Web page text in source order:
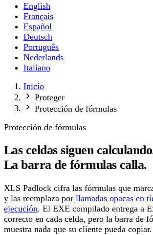
English
Français
Español
Deutsch
Português
Nederlands
Italiano
Inicio
Proteger
Protección de fórmulas
Protección de fórmulas
Las celdas siguen
La barra de fórmulas calla.
XLS Padlock cifra las fórmulas que
y las reemplaza por llamadas opacas en
ejecución. El EXE compilado entrega a
correcto en cada celda, pero la barra de
muestra nada que su cliente pueda copiar.